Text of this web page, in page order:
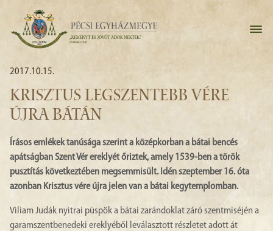
2017.10.15.
KRISZTUS LEGSZENTEBB VÉRE
ÚJRA BÁTÁN
Írásos emlékek tanúsága szerint a középkorban a bátai bencés
apátságban Szent Vér ereklyét őriztek, amely 1539-ben a török
pusztítás következtében megsemmisült. Idén szeptember 16. óta
azonban Krisztus vére újra jelen van a bátai kegytemplomban.
Viliam Judák nyitrai püspök a bátai zarándoklat záró szentmiséjén a
garamszentbenedeki ereklyéből leválasztott részletet adott át